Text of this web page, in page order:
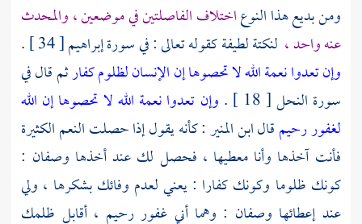
ومن بديع هذا النوعاختلاف الفاصلتين في موضعين ، والمحدث
عنه واحد ، لنكتة لطيفة كقوله تعالى : في سورة إبراهيم [ 34 ] .
وإن تعدوا نعمة الله لا تحصوها إن الإنسان لظلوم كفارثم قال في
سورة النحل [ 18 ] .
وإن تعدوا نعمة الله لا تحصوها إن الله
لغفور رحيمقالابن المنير: كأنه يقول إذا حصلت النعم الكثيرة
فأنت آخذها وأنا معطيها ، فحصل لك عند أخذها وصفان :
كونك ظلوما وكونك كفارا : يعني لعدم وفائك بشكرها ، ولي
عند إعطائها وصفان : وهما أني غفور رحيم ، أقابل ظلمك